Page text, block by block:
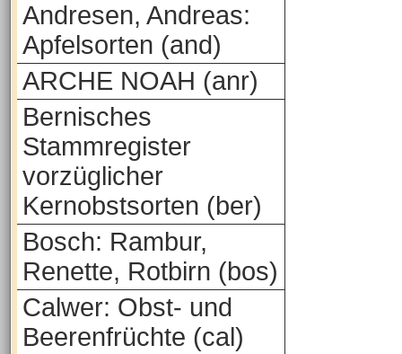
Andresen, Andreas:
Apfelsorten (and)
ARCHE NOAH (anr)
Bernisches
Stammregister
vorzüglicher
Kernobstsorten (ber)
Bosch: Rambur,
Renette, Rotbirn (bos)
Calwer: Obst- und
Beerenfrüchte (cal)